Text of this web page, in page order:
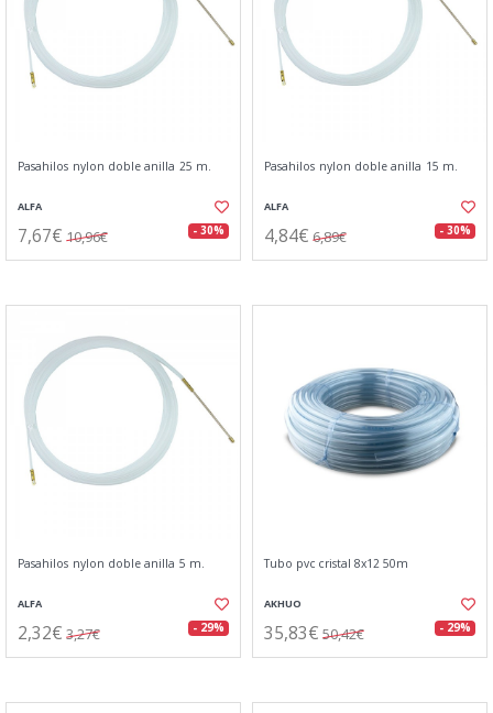
Pasahilos nylon doble anilla 25 m.
ALFA
7,67€ 10,96€ - 30%
Pasahilos nylon doble anilla 15 m.
ALFA
4,84€ 6,89€ - 30%
Pasahilos nylon doble anilla 5 m.
ALFA
2,32€ 3,27€ - 29%
Tubo pvc cristal 8x12 50m
AKHUO
35,83€ 50,42€ - 29%